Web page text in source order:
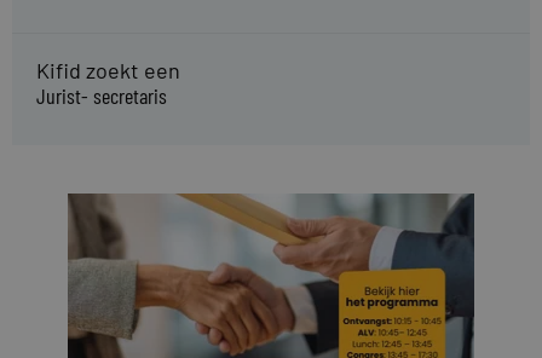
Kifid zoekt een
Jurist- secretaris